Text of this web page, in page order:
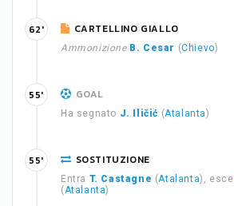
CARTELLINO GIALLO
Ammonizione B. Cesar (Chievo)
62'
GOAL
Ha segnato J. Iličić (Atalanta)
55'
SOSTITUZIONE
Entra T. Castagne (Atalanta), esce
(Atalanta)
55'